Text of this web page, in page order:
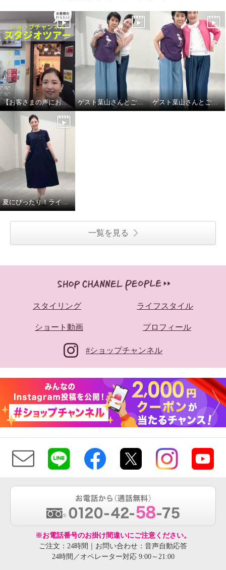
【お客さまの声にお応え】ショップチャンネル スタジオツアーby大月キャスト ゲスト葉山さんとご一緒しました! Part.2 ゲスト葉山さんとご一緒しました！
夏にぴったり！ラインアクセントワンピース！
一覧を見る
スタイリング ライフスタイル
ショート動画 プロフィール
#ショップチャンネル
※お電話番号のお掛け間違いにご注意ください。
ご注文：24時間｜お問い合わせ：音声自動応答
24時間／オペレーター対応 9:00～21:00